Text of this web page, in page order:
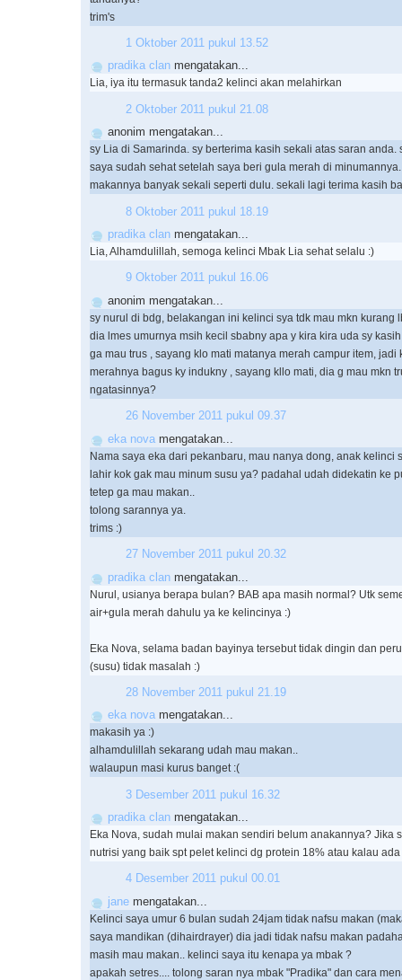
trim's
1 Oktober 2011 pukul 13.52
pradika clan mengatakan...
Lia, iya itu termasuk tanda2 kelinci akan melahirkan
2 Oktober 2011 pukul 21.08
anonim mengatakan...
sy Lia di Samarinda. sy berterima kasih sekali atas saran anda.
saya sudah sehat setelah saya beri gula merah di
makannya banyak sekali seperti dulu. sekali lagi terima kasih
8 Oktober 2011 pukul 18.19
pradika clan mengatakan...
Lia, Alhamdulillah, semoga kelinci Mbak Lia sehat selalu :)
9 Oktober 2011 pukul 16.06
anonim mengatakan...
sy nurul di bdg, belakangan ini kelinci sya tdk mau mkn kurang
dia lmes umurnya msih kecil sbabny apa y kira kira uda sy
ga mau trus , sayang klo mati matanya merah campur item, jadi
merahnya bagus ky indukny , sayang kllo mati, dia g mau mkn
ngatasinnya?
26 November 2011 pukul 09.37
eka nova mengatakan...
Nama saya eka dari pekanbaru, mau nanya dong, anak kelinci
lahir kok gak mau minum susu ya? padahal udah didekatin ke
tetep ga mau makan..
tolong sarannya ya.
trims :)
27 November 2011 pukul 20.32
pradika clan mengatakan...
Nurul, usianya berapa bulan? BAB apa masih normal? Utk
air+gula merah dahulu ya ke kelincinya :)
Eka Nova, selama badan bayinya tersebut tidak dingin dan
(susu) tidak masalah :)
28 November 2011 pukul 21.19
eka nova mengatakan...
makasih ya :)
alhamdulillah sekarang udah mau makan..
walaupun masi kurus banget :(
3 Desember 2011 pukul 16.32
pradika clan mengatakan...
Eka Nova, sudah mulai makan sendiri belum anakannya? Jika
nutrisi yang baik spt pelet kelinci dg protein 18% atau kalau
4 Desember 2011 pukul 00.01
jane mengatakan...
Kelinci saya umur 6 bulan sudah 24jam tidak nafsu makan
saya mandikan (dihairdrayer) dia jadi tidak nafsu makan
masih mau makan.. kelinci saya itu kenapa ya mbak ?
apakah setres.... tolong saran nya mbak "Pradika" dan cara